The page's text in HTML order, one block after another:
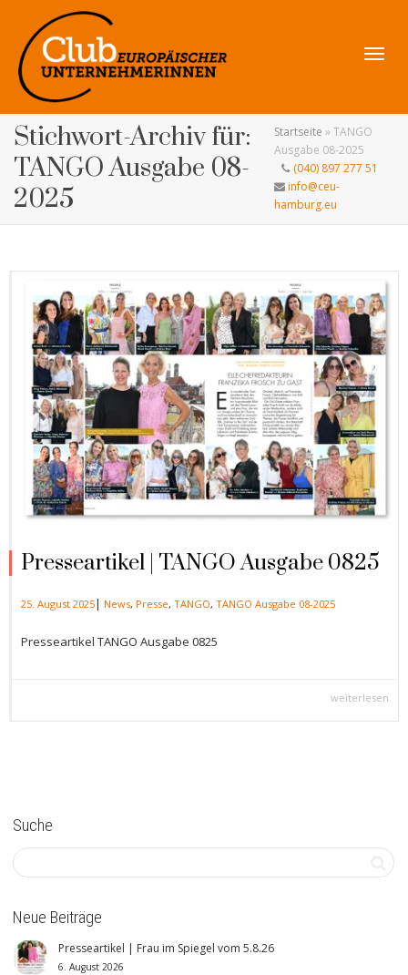
Stichwort-Archiv für:
TANGO Ausgabe 08-
2025
Startseite » TANGO
Ausgabe 08-2025
(040) 897 277 51
info@ceu-
hamburg.eu
Presseartikel | TANGO Ausgabe 0825
25. August 2025| News, Presse, TANGO, TANGO Ausgabe 08-2025
Presseartikel TANGO Ausgabe 0825
weiterlesen
Suche
Neue Beiträge
Presseartikel | Frau im Spiegel vom 5.8.26
6. August 2026